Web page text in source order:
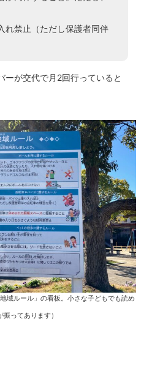
れ禁止（ただし保護者同伴
ーが交代で月2回行っていると
域ルール」の看板。小さな子どもでも読め
ってあります）